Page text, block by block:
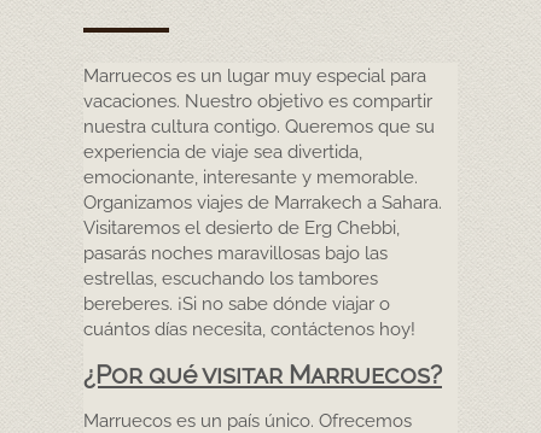
Marruecos es un lugar muy especial para
vacaciones. Nuestro objetivo es compartir
nuestra cultura contigo. Queremos que su
experiencia de viaje sea divertida,
emocionante, interesante y memorable.
Organizamos viajes de Marrakech a Sahara.
Visitaremos el desierto de Erg Chebbi,
pasarás noches maravillosas bajo las
estrellas, escuchando los tambores
bereberes. ¡Si no sabe dónde viajar o
cuántos días necesita, contáctenos hoy!
¿Por qué visitar Marruecos?
Marruecos es un país único. Ofrecemos